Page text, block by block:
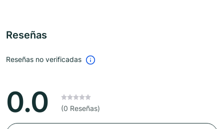
Reseñas
Reseñas no verificadas
0.0 (0 Reseñas)